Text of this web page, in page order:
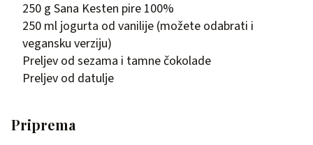
250 g Sana Kesten pire 100%
250 ml jogurta od vanilije (možete odabrati i
vegansku verziju)
Preljev od sezama i tamne čokolade
Preljev od datulje
Priprema